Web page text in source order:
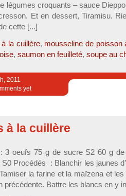
légumes croquants – sauce
Et en dessert, Tiramisu.
cette [...]
à la cuillère, mousseline de poisson
, saumon en feuilleté, soupe au
2011
yet
à la cuillère
3 oeufs 75 g de sucre S2 60 g
Procédés : Blanchir les jaunes
la farine et la maïzena et
précédente. Battre les blancs en y